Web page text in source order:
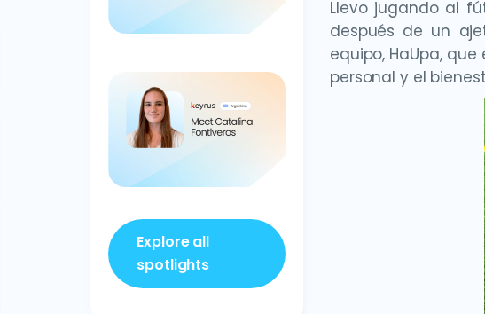
Explore all
spotlights
Llevo jugando al
después de un
equipo, HaUpa,
personal y el